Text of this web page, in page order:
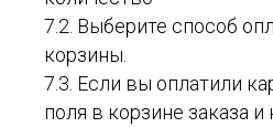
7.2. Выберите способ
корзины.
7.3. Если вы оплатили
поля в корзине заказа